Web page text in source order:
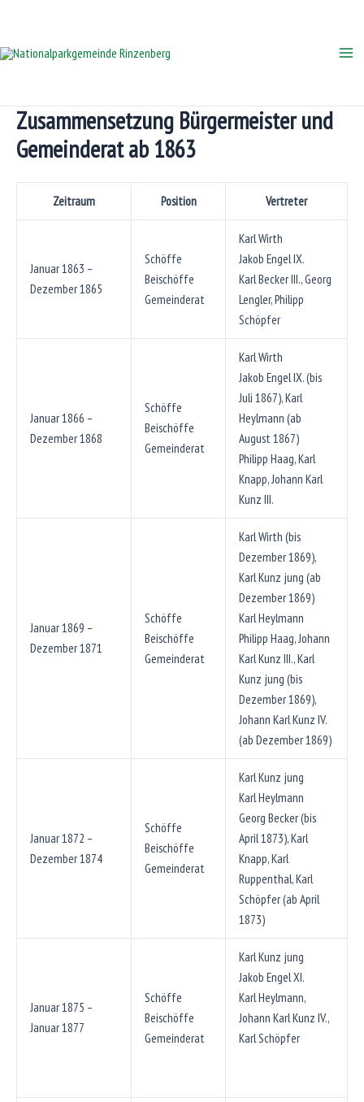
springen
Zusammensetzung Bürgermeister und
Gemeinderat ab 1863
Zeitraum Position Vertreter
Januar 1863 –
Dezember 1865
Schöffe
Beischöffe
Gemeinderat
Karl Wirth
Jakob Engel IX.
Karl Becker III., Georg
Lengler, Philipp
Schöpfer
Januar 1866 –
Dezember 1868
Schöffe
Beischöffe
Gemeinderat
Karl Wirth
Jakob Engel IX. (bis
Juli 1867), Karl
Heylmann (ab
August 1867)
Philipp Haag, Karl
Knapp, Johann Karl
Kunz III.
Januar 1869 –
Dezember 1871
Schöffe
Beischöffe
Gemeinderat
Karl Wirth (bis
Dezember 1869),
Karl Kunz jung (ab
Dezember 1869)
Karl Heylmann
Philipp Haag, Johann
Karl Kunz III., Karl
Kunz jung (bis
Dezember 1869),
Johann Karl Kunz IV.
(ab Dezember 1869)
Januar 1872 –
Dezember 1874
Schöffe
Beischöffe
Gemeinderat
Karl Kunz jung
Karl Heylmann
Georg Becker (bis
April 1873), Karl
Knapp, Karl
Ruppenthal, Karl
Schöpfer (ab April
1873)
Januar 1875 –
Januar 1877
Schöffe
Beischöffe
Gemeinderat
Karl Kunz jung
Jakob Engel XI.
Karl Heylmann,
Johann Karl Kunz IV.,
Karl Schöpfer